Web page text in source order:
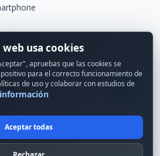
y novedades.
Todos los derechos reservados.
web usa cookies
apruebas que las cookies se
para el correcto funcionamiento de
de uso y colaborar con estudios de
Aceptar todas